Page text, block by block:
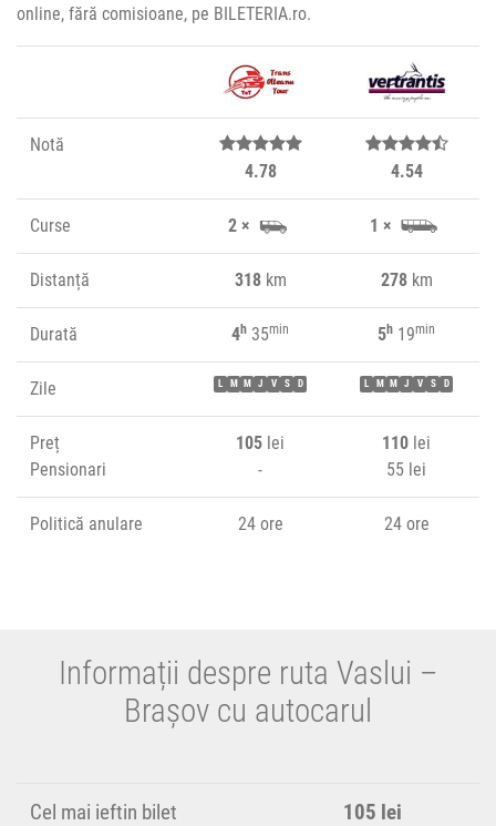
online, fără comisioane, pe BILETERIA.ro.
Notă
4.78
4.54
Curse 2 × 1 ×
Distanță 318km 278km
Durată 4h 35min 5h 19min
Zile L M M J V S D L M M J V S D
Preț
Pensionari
105 lei
-
110 lei
55 lei
Politică anulare 24 ore 24 ore
Informații despre ruta Vaslui –
Brașov cu autocarul
Cel mai ieftin bilet 105 lei